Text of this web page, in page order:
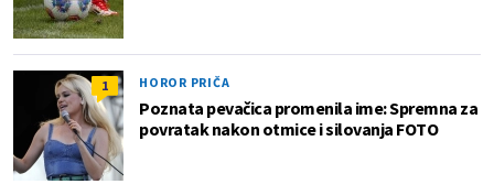
1 HOROR PRIČA
Poznata pevačica promenila ime: Spremna za
povratak nakon otmice i silovanja FOTO